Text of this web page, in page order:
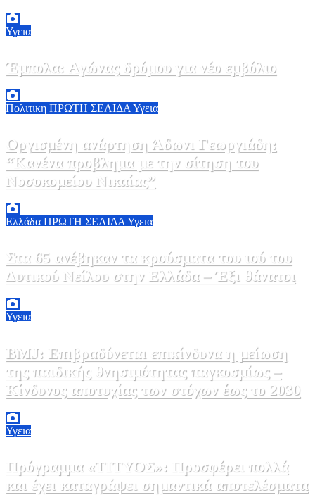
Υγεια
Έμπολα: Αγώνας δρόμου για νέο εμβόλιο
Πολιτικη ΠΡΩΤΗ ΣΕΛΙΔΑ Υγεια
Οργισμένη ανάρτηση Άδωνι Γεωργιάδη:
“Κανένα προβλημα με την σίτηση του
Νοσοκομείου Νικαίας”
Ελλάδα ΠΡΩΤΗ ΣΕΛΙΔΑ Υγεια
Στα 65 ανέβηκαν τα κρούσματα του ιού του
Δυτικού Νείλου στην Ελλάδα – Έξι θάνατοι
Υγεια
BMJ: Επιβραδύνεται επικίνδυνα η μείωση
της παιδικής θνησιμότητας παγκοσμίως –
Κίνδυνος αποτυχίας των στόχων έως το 2030
Υγεια
Πρόγραμμα «ΤΙΤΥΟΣ»: Προσφέρει πολλά
και έχει καταγράψει σημαντικά αποτελέσματα